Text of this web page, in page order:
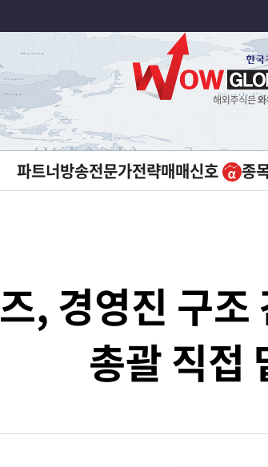
파트너방송전문가전략매매신호 종
, 경영진 구
총괄 직접